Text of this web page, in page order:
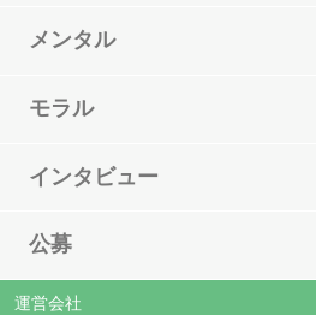
メンタル
モラル
インタビュー
公募
運営会社